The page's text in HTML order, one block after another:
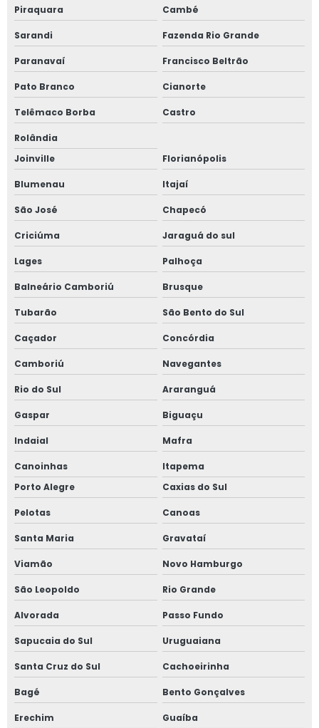
Piraquara Cambé
Sarandi Fazenda Rio Grande
Paranavaí Francisco Beltrão
Pato Branco Cianorte
Telêmaco Borba Castro
Rolândia
Joinville
Florianópolis
Blumenau Itajaí
São José Chapecó
Criciúma Jaraguá do sul
Lages Palhoça
Balneário Camboriú Brusque
Tubarão São Bento do Sul
Caçador Concórdia
Camboriú Navegantes
Rio do Sul Araranguá
Gaspar Biguaçu
Indaial Mafra
Canoinhas
Itapema
Porto Alegre
Caxias do Sul
Pelotas Canoas
Santa Maria Gravataí
Viamão Novo Hamburgo
São Leopoldo Rio Grande
Alvorada Passo Fundo
Sapucaia do Sul Uruguaiana
Santa Cruz do Sul Cachoeirinha
Bagé Bento Gonçalves
Erechim Guaíba